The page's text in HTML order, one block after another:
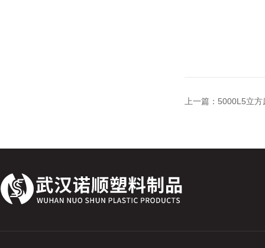
上一篇： 5000L5立方